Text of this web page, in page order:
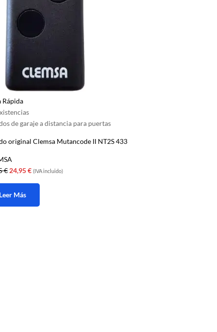
Rápida
de garaje a distancia para puertas
original Clemsa Mutancode II NT2S 433
€ El
precio
original
era:
24,95€El
precio
es:
(IVA incluido)
Más